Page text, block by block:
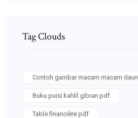
Tag Clouds
Contoh gambar macam macam daun
Buku puisi kahlil gibran pdf
Table financière pdf